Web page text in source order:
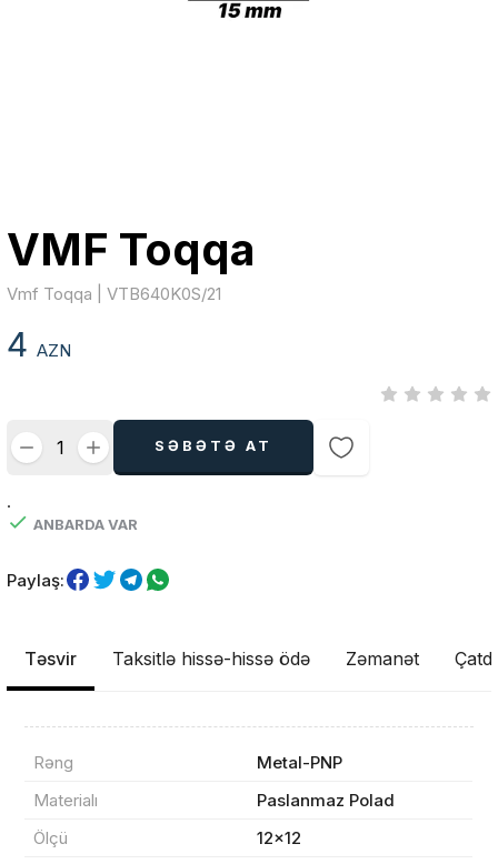
VMF Toqqa
Vmf Toqqa | VTB640K0S/21
4AZN
SƏBƏTƏ AT
.
ANBARDA VAR
Paylaş:
Təsvir Taksitlə hissə-hissə ödə Zəmanət
Rəng
Metal-PNP
Materialı
Paslanmaz Polad
Ölçü
12x12
Sifarişin detalları